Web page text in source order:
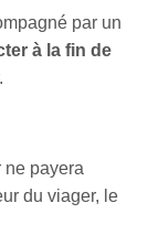
par un
à la fin de
ne payera
du viager, le